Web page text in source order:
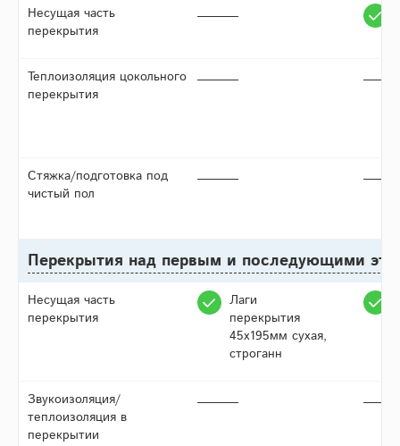
Несущая часть
перекрытия
Теплоизоляция цокольного
перекрытия
Стяжка/подготовка под
чистый пол
Перекрытия над первым и последующими
Несущая часть
перекрытия
Лаги
перекрытия
45х195мм сухая,
строганн
Звукоизоляция/
теплоизоляция в
перекрытии